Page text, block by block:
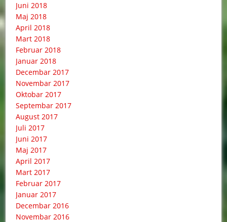
Juni 2018
Maj 2018
April 2018
Mart 2018
Februar 2018
Januar 2018
Decembar 2017
Novembar 2017
Oktobar 2017
Septembar 2017
August 2017
Juli 2017
Juni 2017
Maj 2017
April 2017
Mart 2017
Februar 2017
Januar 2017
Decembar 2016
Novembar 2016